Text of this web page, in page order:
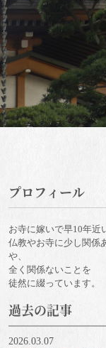
プロフィール
お寺に嫁いで早10年近
仏教やお寺に少し関係
や、
全く関係ないことを
徒然に綴っています。
過去の記事
2026.03.07